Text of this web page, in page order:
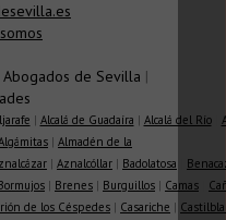
Abogados de Sevilla |
| Alcalá de Guadaíra | Alcalá del Río|
| Almadén de la
| Aznalcóllar | Badolatosa
| Brenes | Burguillos | Camas
de los Céspedes | Casariche |